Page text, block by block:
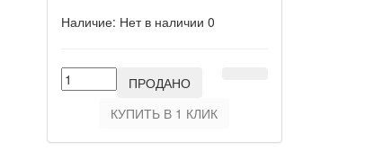
Наличие: Нет в наличии 0
ПРОДАНО
КУПИТЬ В 1 КЛИК